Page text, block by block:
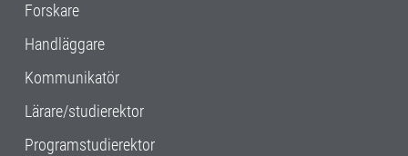
Forskare
Handläggare
Kommunikatör
Lärare/studierektor
Programstudierektor